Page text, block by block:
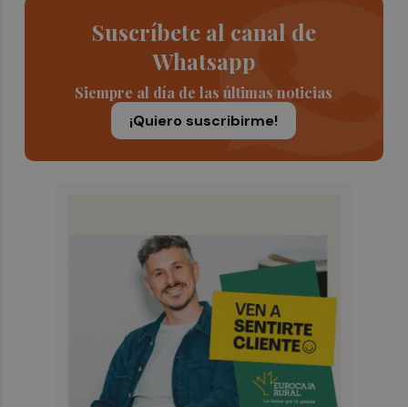
Suscríbete al canal de
Whatsapp
Siempre al día de las últimas noticias
¡Quiero suscribirme!